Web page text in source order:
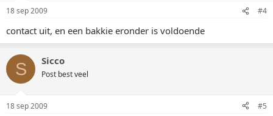
18 sep 2009 #4
contact uit, en een bakkie eronder is voldoende
S Sicco
Post best veel
18 sep 2009 #5